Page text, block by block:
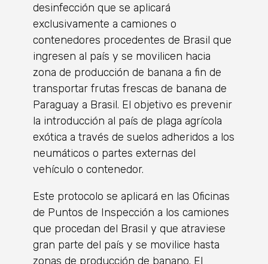
desinfección que se aplicará
exclusivamente a camiones o
contenedores procedentes de Brasil que
ingresen al país y se movilicen hacia
zona de producción de banana a fin de
transportar frutas frescas de banana de
Paraguay a Brasil. El objetivo es prevenir
la introducción al país de plaga agrícola
exótica a través de suelos adheridos a los
neumáticos o partes externas del
vehículo o contenedor.
Este protocolo se aplicará en las Oficinas
de Puntos de Inspección a los camiones
que procedan del Brasil y que atraviese
gran parte del país y se movilice hasta
zonas de producción de banano. El